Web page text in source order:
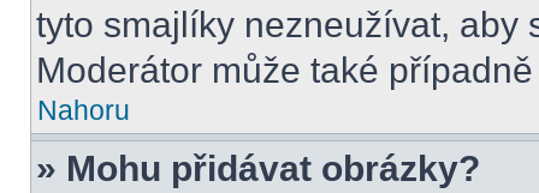
tyto smajlíky nezneužívat, aby
Moderátor může také
Nahoru
» Mohu přidávat obrázky?